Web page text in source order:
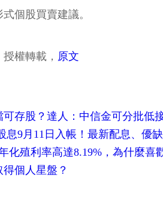
個股買賣建議。
授權轉載， 原文
存股？達人：中信金可分批低接
息9月11日入帳！最新配息、優
化殖利率高達8.19%，為什麼喜
個人星盤？